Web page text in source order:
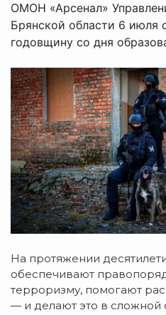
ОМОН «Арсенал»
Брянской области 6 июля
годовщину со дня
На протяжении
обеспечивают
терроризму, помогают
— и делают это в сложной